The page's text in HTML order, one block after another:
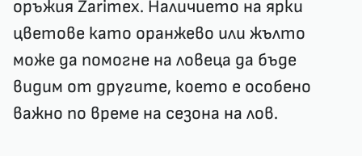
оръжия Zarimex. Наличието на ярки
цветове като оранжево или жълто
може да помогне на ловеца да бъде
видим от другите, което е особено
важно по време на сезона на лов.